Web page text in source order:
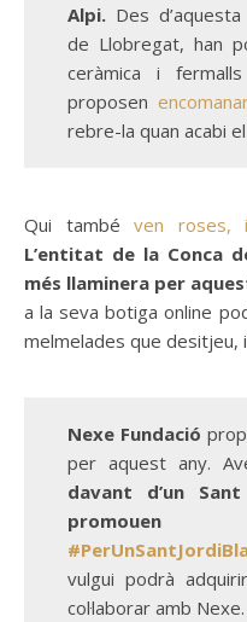
Alpi. Des
de Llobregat, han
ceràmica i
proposen
rebre-la quan acabi
Qui tambéven roses,
L’entitat de la Conca
més llaminera per
a la seva botiga online
melmelades que desitjeu,
Nexe Fundació
per aquest any.
davant d’un
vulgui podrà
col·laborar amb Nexe.